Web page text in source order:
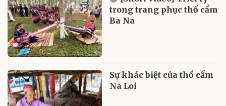
trong trang phục thổ cẩm
Ba Na
Sự khác biệt của thổ cẩm
Na Loi